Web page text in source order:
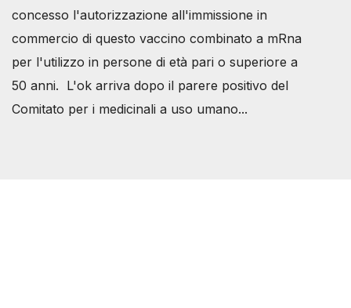
concesso l'autorizzazione all'immissione in
commercio di questo vaccino combinato a mRna
per l'utilizzo in persone di età pari o superiore a
50 anni. L'ok arriva dopo il parere positivo del
Comitato per i medicinali a uso umano...